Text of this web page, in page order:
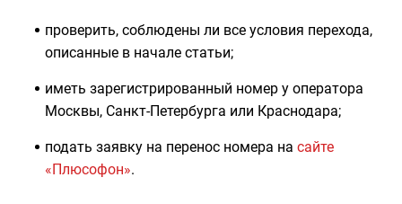
проверить, соблюдены ли все условия перехода,
описанные в начале статьи;
иметь зарегистрированный номер у оператора
Москвы, Санкт-Петербурга или Краснодара;
подать заявку на перенос номера на сайте
«Плюсофон».